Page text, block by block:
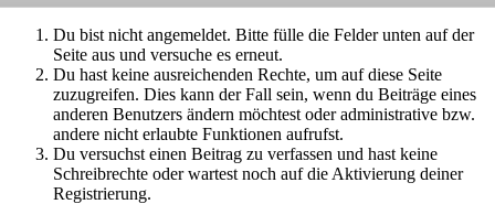
Du bist nicht angemeldet. Bitte fülle die Felder unten auf der
Seite aus und versuche es erneut.
Du hast keine ausreichenden Rechte, um auf diese Seite
zuzugreifen. Dies kann der Fall sein, wenn du Beiträge eines
anderen Benutzers ändern möchtest oder administrative bzw.
andere nicht erlaubte Funktionen aufrufst.
Du versuchst einen Beitrag zu verfassen und hast keine
Schreibrechte oder wartest noch auf die Aktivierung deiner
Registrierung.